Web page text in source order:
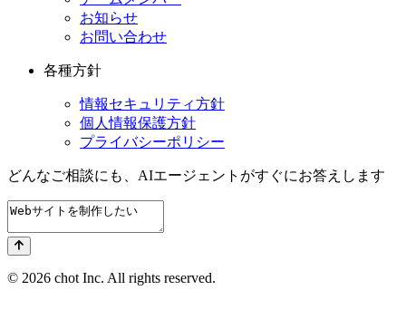
お知らせ
お問い合わせ
各種方針
情報セキュリティ方針
個人情報保護方針
プライバシーポリシー
どんなご相談にも、 AIエージェントがすぐにお答えします
© 2026 chot Inc. All rights reserved.